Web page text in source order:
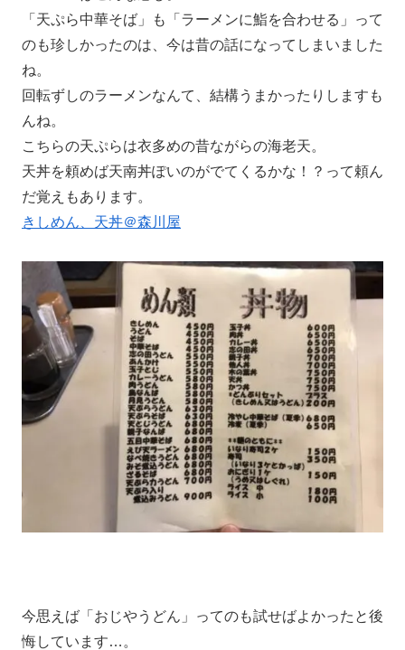
「天ぷら中華そば」も「ラーメンに鮨を合わせる」って
のも珍しかったのは、今は昔の話になってしまいました
ね。
回転ずしのラーメンなんて、結構うまかったりしますも
んね。
こちらの天ぷらは衣多めの昔ながらの海老天。
天丼を頼めば天南丼ぽいのがでてくるかな！？って頼ん
だ覚えもあります。
きしめん、天丼＠森川屋
今思えば「おじやうどん」ってのも試せばよかったと後
悔しています…。